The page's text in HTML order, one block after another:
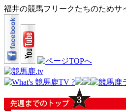
福井の競馬フリークたちのためサ